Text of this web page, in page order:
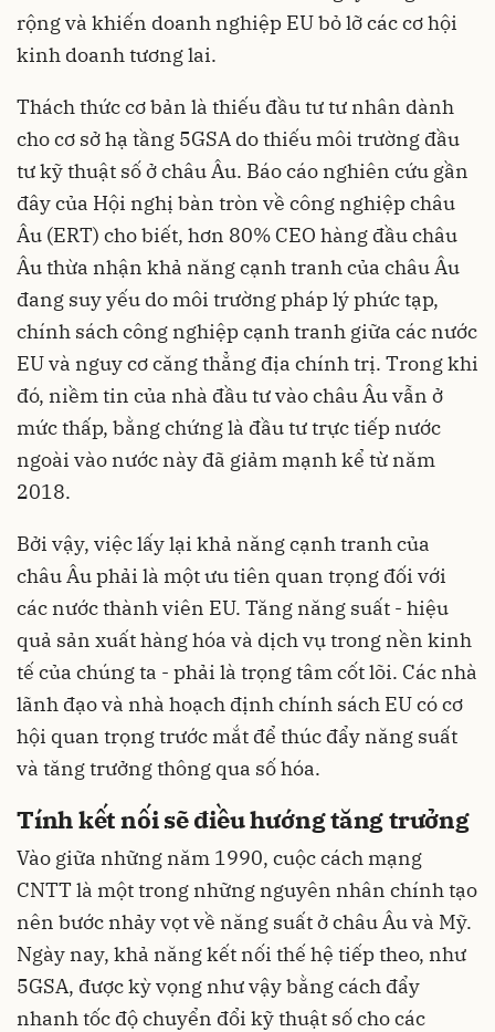
rộng và khiến doanh nghiệp EU bỏ lỡ các cơ hội
kinh doanh tương lai.
Thách thức cơ bản là thiếu đầu tư tư nhân dành
cho cơ sở hạ tầng 5GSA do thiếu môi trường đầu
tưkỹ thuật sốở châu Âu. Báo cáo nghiên cứu gần
đây của Hội nghị bàn tròn về công nghiệp châu
Âu (ERT) cho biết, hơn 80% CEO hàng đầu châu
Âu thừa nhận khả năng cạnh tranh của châu Âu
đang suy yếu do môi trường pháp lý phức tạp,
chính sách công nghiệp cạnh tranh giữa các nước
EU và nguy cơ căng thẳng địa chính trị. Trong khi
đó, niềm tin của nhà đầu tư vào châu Âu vẫn ở
mức thấp, bằng chứng là đầu tư trực tiếp nước
ngoài vào nước này đã giảm mạnh kể từ năm
2018.
Bởi vậy, việc lấy lại khả năng cạnh tranh của
châu Âu phải là một ưu tiên quan trọng đối với
các nước thành viên EU. Tăng năng suất - hiệu
quả sản xuất hàng hóa và dịch vụ trong nền kinh
tế của chúng ta - phải là trọng tâm cốt lõi. Các nhà
lãnh đạo và nhà hoạch định chính sách EU có cơ
hội quan trọng trước mắt để thúc đẩy năng suất
và tăng trưởng thông qua số hóa.
Tính kết nối sẽ điều hướng tăng trưởng
Vào giữa những năm 1990, cuộc cách mạng
CNTT là một trong những nguyên nhân chính tạo
nên bước nhảy vọt về năng suất ở châu Âu và Mỹ.
Ngày nay, khả năng kết nối thế hệ tiếp theo, như
5GSA, được kỳ vọng như vậy bằng cách đẩy
nhanh tốc độ chuyển đổi kỹ thuật số cho các